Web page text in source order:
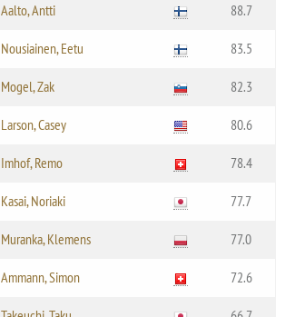
Aalto, Antti 88.7
Nousiainen, Eetu 83.5
Mogel, Zak 82.3
Larson, Casey 80.6
Imhof, Remo 78.4
Kasai, Noriaki 77.7
Muranka, Klemens 77.0
Ammann, Simon 72.6